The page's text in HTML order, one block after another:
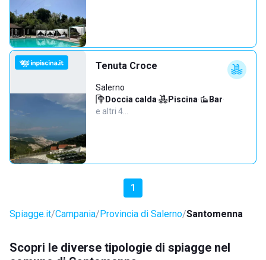
Tenuta Croce
Salerno
Doccia calda· Piscina· Bar·
e altri 4…
1
Spiagge.it Campania Provincia di Salerno Santomenna
Scopri le diverse tipologie di spiagge nel